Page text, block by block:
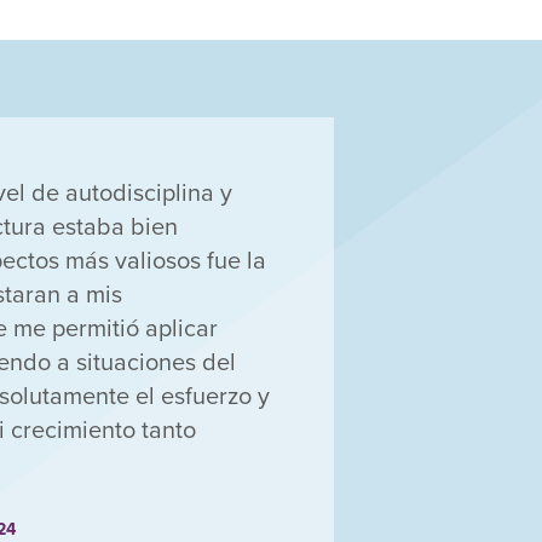
de autodisciplina y
estaba bien
más valiosos fue la
a mis
me permitió aplicar
a situaciones del
el esfuerzo y
crecimiento tanto